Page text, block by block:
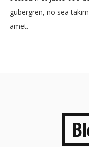
gubergren, no sea
amet.